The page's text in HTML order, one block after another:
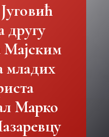
другу
Мајским
младих
Марко